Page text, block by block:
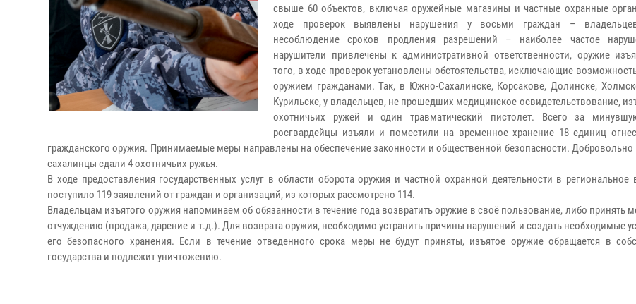
свыше 60 объектов, включая оружейные магазины и частные охранные
ходе проверок выявлены нарушения у восьми граждан –
несоблюдение сроков продления разрешений – наиболее частое
нарушители привлечены к административной ответственности, оружие
того, в ходе проверок установлены обстоятельства, исключающие
оружием гражданами. Так, в Южно-Сахалинске, Корсакове, Долинске,
Курильске, у владельцев, не прошедших медицинское освидетельствование,
охотничьих ружей и один травматический пистолет. Всего за
росгвардейцы изъяли и поместили на временное хранение 18 единиц
гражданского оружия. Принимаемые меры направлены на обеспечение законности и общественной безопасности.
сахалинцы сдали 4 охотничьих ружья.
В ходе предоставления государственных услуг в области оборота оружия и частной охранной деятельности в региональное
поступило 119 заявлений от граждан и организаций, из которых рассмотрено 114.
Владельцам изъятого оружия напоминаем об обязанности в течение года возвратить оружие в своё пользование, либо принять
отчуждению (продажа, дарение и т.д.). Для возврата оружия, необходимо устранить причины нарушений и создать необходимые
его безопасного хранения. Если в течение отведенного срока меры не будут приняты, изъятое оружие обращается в
государства и подлежит уничтожению.